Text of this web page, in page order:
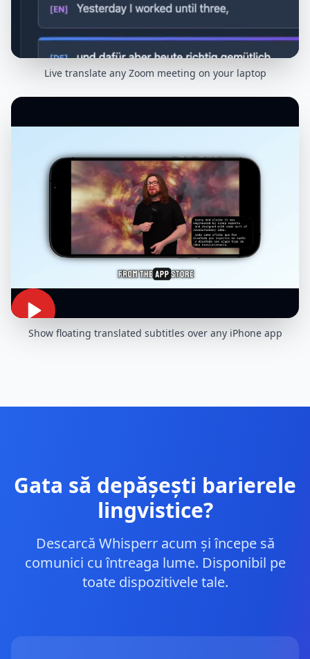
Live translate any Zoom meeting on your laptop
Show floating translated subtitles over any iPhone app
Gata să depășești barierele
lingvistice?
Descarcă Whisperr acum și începe să
comunici cu întreaga lume. Disponibil pe
toate dispozitivele tale.